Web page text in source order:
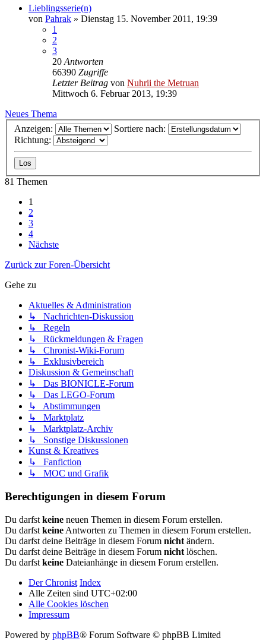
Lieblingsserie(n)
von Pahrak » Dienstag 15. November 2011, 19:39
1
2
3
20 Antworten
66390 Zugriffe
Letzter Beitrag von Nuhrii the Metruan
Mittwoch 6. Februar 2013, 19:39
Neues Thema
Anzeigen:
Sortiere nach:
Richtung:
81 Themen
1
2
3
4
Nächste
Zurück zur Foren-Übersicht
Gehe zu
Aktuelles & Administration
↳ Nachrichten-Diskussion
↳ Regeln
↳ Rückmeldungen & Fragen
↳ Chronist-Wiki-Forum
↳ Exklusivbereich
Diskussion & Gemeinschaft
↳ Das BIONICLE-Forum
↳ Das LEGO-Forum
↳ Abstimmungen
↳ Marktplatz
↳ Marktplatz-Archiv
↳ Sonstige Diskussionen
Kunst & Kreatives
↳ Fanfiction
↳ MOC und Grafik
Berechtigungen in diesem Forum
Du darfst keine neuen Themen in diesem Forum erstellen.
Du darfst keine Antworten zu Themen in diesem Forum erstellen.
Du darfst deine Beiträge in diesem Forum nicht ändern.
Du darfst deine Beiträge in diesem Forum nicht löschen.
Du darfst keine Dateianhänge in diesem Forum erstellen.
Der Chronist Index
Alle Zeiten sind UTC+02:00
Alle Cookies löschen
Impressum
Powered by phpBB® Forum Software © phpBB Limited